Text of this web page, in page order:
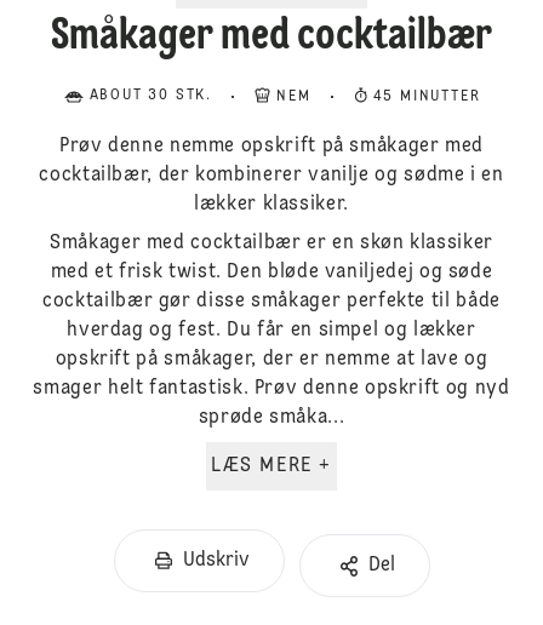
Småkager med cocktailbær
ABOUT 30 STK. NEM 45 MINUTTER
Prøv denne nemme opskrift på småkager med
cocktailbær, der kombinerer vanilje og sødme i en
lækker klassiker.
Småkager med cocktailbær er en skøn klassiker
med et frisk twist. Den bløde vaniljedej og søde
cocktailbær gør disse småkager perfekte til både
hverdag og fest. Du får en simpel og lækker
opskrift på småkager, der er nemme at lave og
smager helt fantastisk. Prøv denne opskrift og nyd
sprøde småka...
LÆS MERE +
Udskriv Del